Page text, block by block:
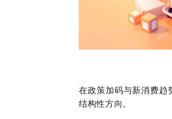
在政策加码与新消费趋
结构性方向。